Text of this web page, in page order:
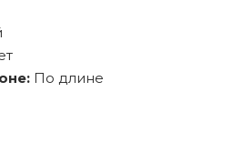
По длине